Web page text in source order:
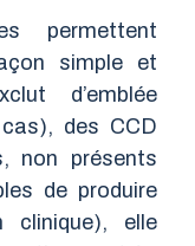
permettent
simple et
d’emblée
des CCD
non présents
de produire
clinique), elle